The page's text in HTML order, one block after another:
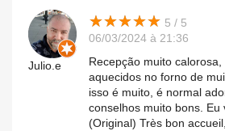
Julio.e
★★★★★
★★★★★ 5 / 5
06/03/2024 à 21:36
Recepção muito
aquecidos no forno de
isso é muito, é normal
conselhos muito bons. Eu
(Original) Très bon